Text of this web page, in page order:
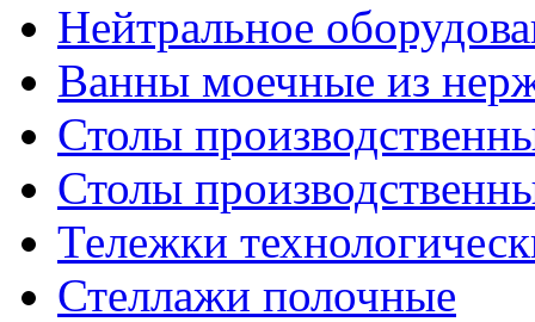
Нейтральное
Ванны моечные из
Столы
Столы
Тележки
Стеллажи полочные